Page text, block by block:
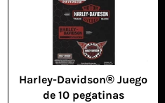
Harley-Davidson® Juego
de 10 pegatinas